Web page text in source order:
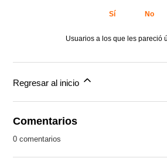
Sí No
Usuarios a los que les pareció
Regresar al inicio
Comentarios
0 comentarios